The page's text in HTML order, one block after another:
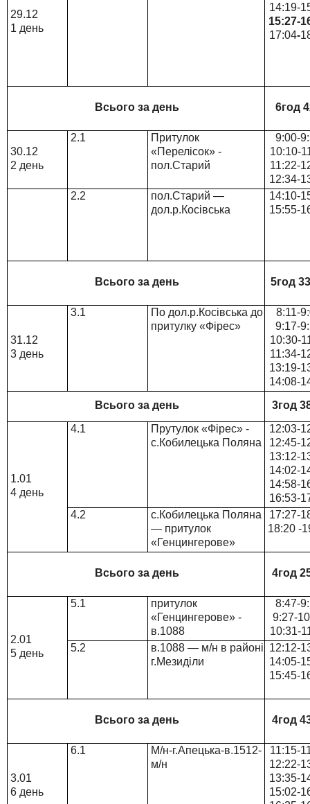
29.12
1 день
14:19-1
15:27-
17:04-
Всього за день 6год
30.12
2 день
2.1
Притулок
«Перелісок» -
пол.Старий
9:00-
10:10-
11:22-
12:34-
2.2
пол.Старий —
дол.р.Косівська
14:10-
15:55-
Всього за день 5год
31.12
3 день
3.1
По дол.р.Косівська до
притулку «Фірес»
8:11-
9:17-
10:30-
11:34-
13:19-
14:08-
Всього за день
3год
1.01
4 день
4.1
Прутулок «Фірес» -
с.Кобилецька Поляна
12:03-
12:45-
13:12-
14:02-
14:58-
16:53-
4.2
с.Кобилецька Поляна
— притулок
«Генцингерове»
17:27-
18:20 -
Всього за день 4год
2.01
5 день
5.1
притулок
«Генцингерове» -
в.1088
8:47-
9:27-
10:31-
5.2
в.1088 — м/н в районі
г.Мезиділи
12:12-
14:05-
15:45-
Всього за день 4год
3.01
6 день
6.1
М/н-г.Апецька-в.1512-
м/н
11:15-
12:22-
13:35-
15:02-